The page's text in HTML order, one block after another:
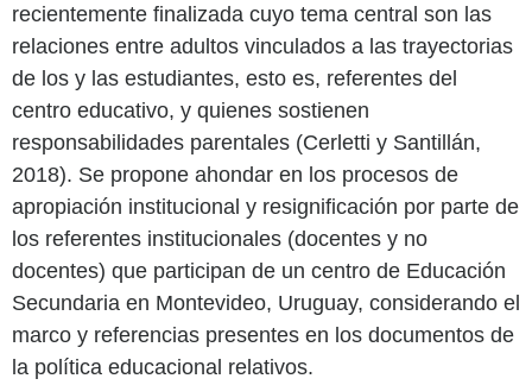
recientemente finalizada cuyo tema central son las
relaciones entre adultos vinculados a las trayectorias
de los y las estudiantes, esto es, referentes del
centro educativo, y quienes sostienen
responsabilidades parentales (Cerletti y Santillán,
2018). Se propone ahondar en los procesos de
apropiación institucional y resignificación por parte de
los referentes institucionales (docentes y no
docentes) que participan de un centro de Educación
Secundaria en Montevideo, Uruguay, considerando el
marco y referencias presentes en los documentos de
la política educacional relativos.